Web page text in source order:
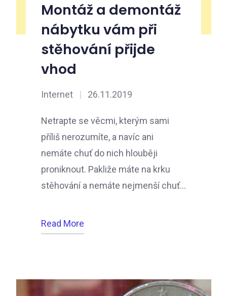
Montáž a demontáž
nábytku vám při
stěhování přijde
vhod
Internet | 26.11.2019
Netrapte se věcmi, kterým sami
příliš nerozumíte, a navíc ani
nemáte chuť do nich hlouběji
proniknout. Pakliže máte na krku
stěhování a nemáte nejmenší chuť…
Read More